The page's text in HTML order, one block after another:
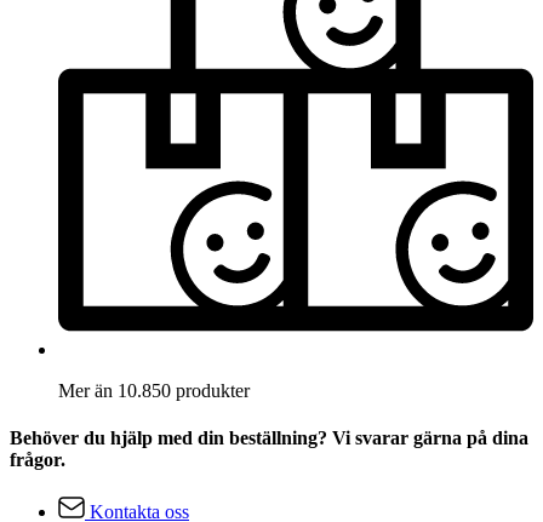
Mer än 10.850 produkter
Behöver du hjälp med din beställning? Vi svarar gärna på dina
frågor.
Kontakta oss